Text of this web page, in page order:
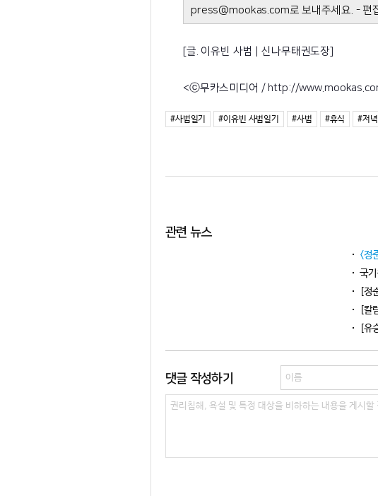
press@mookas.com로 보내주세요. - 편
[글. 이유빈 사범 | 신나무태권도장]
<ⓒ무카스미디어 / http://
#사범일기 #이유빈 사범일기 #사범 #휴식 #저
관련 뉴스
<정
국
[정
[칼
[유
댓글 작성하기